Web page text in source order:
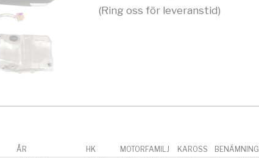
(Ring oss för leveranstid)
ÅR HK MOTORFAMILJ KAROSS
BENÄMNING